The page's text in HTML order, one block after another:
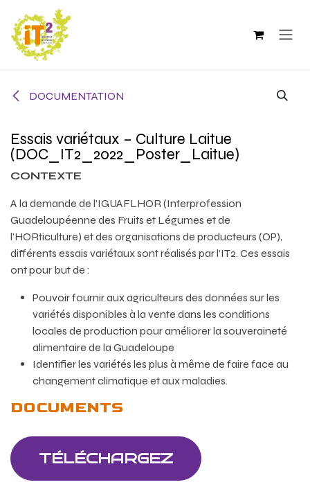
Se rendre au contenu
DOCUMENTATION
Essais variétaux – Culture Laitue
(DOC_IT2_2022_Poster_Laitue)
CONTEXTE
A la demande de l’IGUAFLHOR (Interprofession
Guadeloupéenne des Fruits et Légumes et de
l’HORticulture) et des organisations de producteurs (OP),
différents essais variétaux sont réalisés par l’IT2. Ces essais
ont pour but de :
Pouvoir fournir aux agriculteurs des données sur les
variétés disponibles à la vente dans les conditions
locales de production pour améliorer la souveraineté
alimentaire de la Guadeloupe
Identifier les variétés les plus à même de faire face au
changement climatique et aux maladies.
DOCUMENTS
TÉLÉCHARGEZ